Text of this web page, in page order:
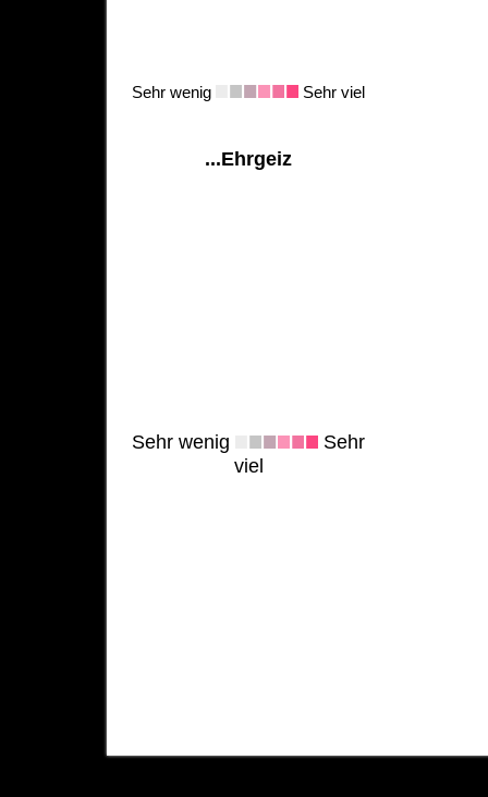
Sehr wenig Sehr viel
...Ehrgeiz
Sehr wenig
Sehr
viel